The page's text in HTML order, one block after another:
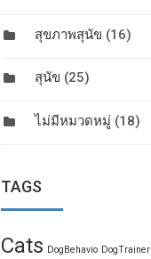
สุขภาพสุนัข (16)
สุนัข (25)
ไม่มีหมวดหมู่ (18)
TAGS
Cats DogBehavio DogTrainer